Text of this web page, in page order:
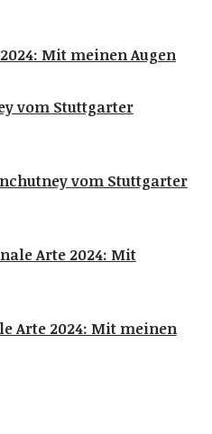
Mit meinen Augen
vom Stuttgarter
vom Stuttgarter
Arte 2024: Mit
Arte 2024: Mit meinen